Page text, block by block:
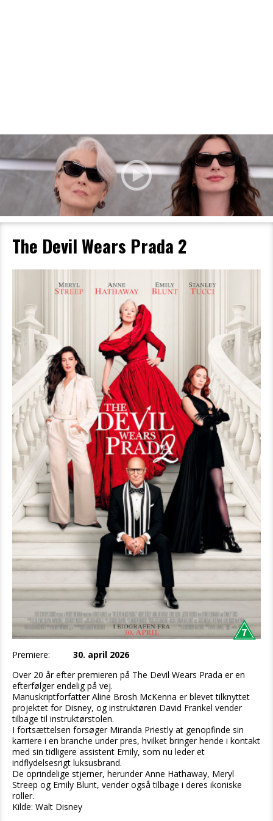
The Devil Wears Prada 2
Premiere:
30. april 2026
Over 20 år efter premieren på The Devil Wears Prada er en
efterfølger endelig på vej.
Manuskriptforfatter Aline Brosh McKenna er blevet tilknyttet
projektet for Disney, og instruktøren David Frankel vender
tilbage til instruktørstolen.
I fortsættelsen forsøger Miranda Priestly at genopfinde sin
karriere i en branche under pres, hvilket bringer hende i kontakt
med sin tidligere assistent Emily, som nu leder et
indflydelsesrigt luksusbrand.
De oprindelige stjerner, herunder Anne Hathaway, Meryl
Streep og Emily Blunt, vender også tilbage i deres ikoniske
roller.
Kilde: Walt Disney